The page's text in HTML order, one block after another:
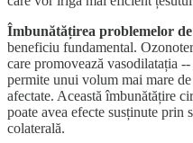
Îmbunătățirea problemelor
beneficiu fundamental.
care promovează vasodilatația
permite unui volum mai mare
afectate. Această îmbunătățire
poate avea efecte susținute
colaterală.